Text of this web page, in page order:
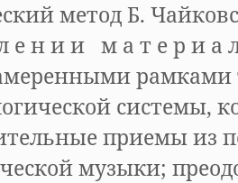
метод Б.
е н и и м а т е р и а
рамками
системы,
приемы из
музыки;